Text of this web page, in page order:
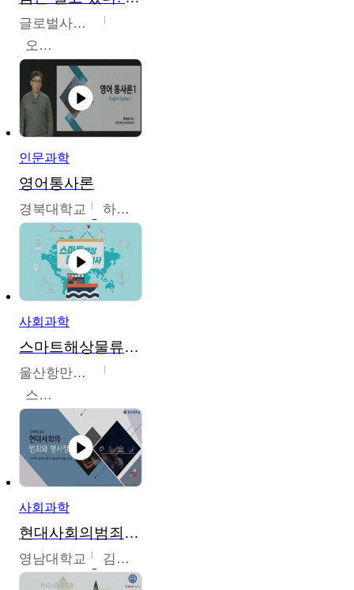
글로벌사이버대학교
오주원
인문과학
영어통사론
경북대학교 하승완
사회과학
스마트해상물류관리사 교육과정2
울산항만공사
스마트해상물류관리사 교육위원회
사회과학
현대사회의범죄와형사정책
영남대학교 김혜정